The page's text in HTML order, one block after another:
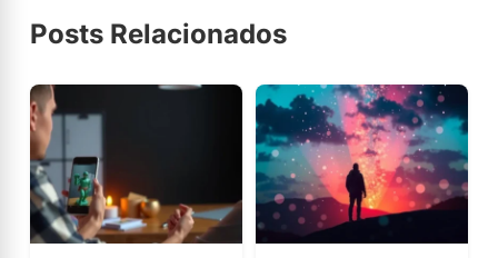
Posts Relacionados